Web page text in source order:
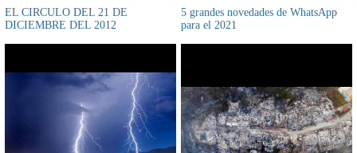
EL CIRCULO DEL 21 DE
DICIEMBRE DEL 2012
5 grandes novedades de WhatsApp
para el 2021